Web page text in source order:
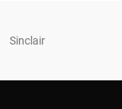
Sinclair